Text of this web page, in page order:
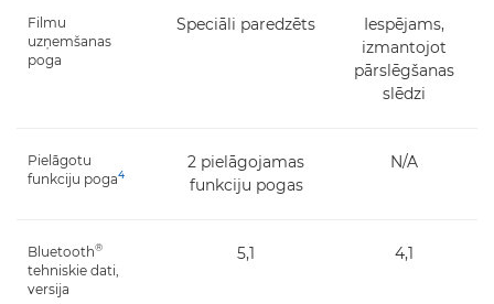
Filmu
uzņemšanas
poga
Speciāli paredzēts
Iespējams,
izmantojot
pārslēgšanas
slēdzi
Pielāgotu
funkciju poga4
2 pielāgojamas
funkciju pogas
N/A
Bluetooth®
tehniskie dati,
versija
5,1 4,1